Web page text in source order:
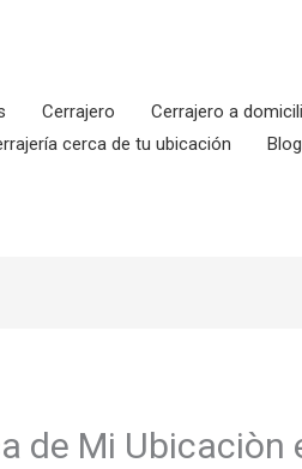
Cerrajero Cerrajero a
cerca de tu ubicación Blog
de Mi Ubicaciòn